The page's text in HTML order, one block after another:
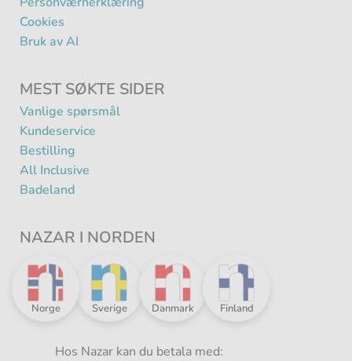
Cookies
Bruk av AI
MEST SØKTE SIDER
Vanlige spørsmål
Kundeservice
Bestilling
All Inclusive
Badeland
NAZAR I NORDEN
Nazar
-
Sverige
Nazar
-
Danmark
Nazar
-
Finland
Nazar
Norge
Hos Nazar kan du betala med: